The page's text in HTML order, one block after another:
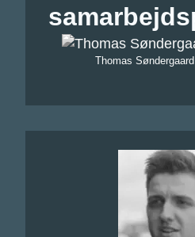
Thomas